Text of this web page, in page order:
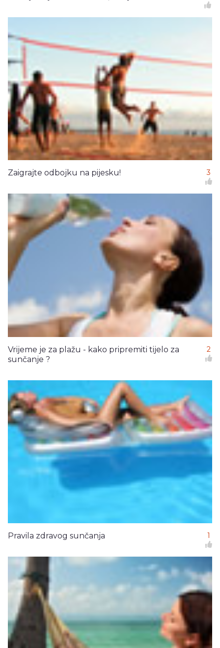
Zaigrajte odbojku na pijesku! 3
Vrijeme je za plažu - kako pripremiti tijelo za
sunčanje ?
2
Pravila zdravog sunčanja 1